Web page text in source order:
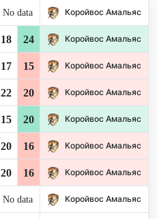
No data Коройвос Амальяс
18 24 Коройвос Амальяс
17 15 Коройвос Амальяс
22 20 Коройвос Амальяс
15 20 Коройвос Амальяс
20 16 Коройвос Амальяс
20 16 Коройвос Амальяс
No data Коройвос Амальяс